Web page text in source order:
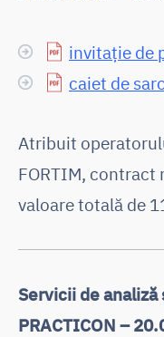
invitație de
caiet de
Atribuit
FORTIM, contract
valoare totală de
Servicii de
PRACTICON –